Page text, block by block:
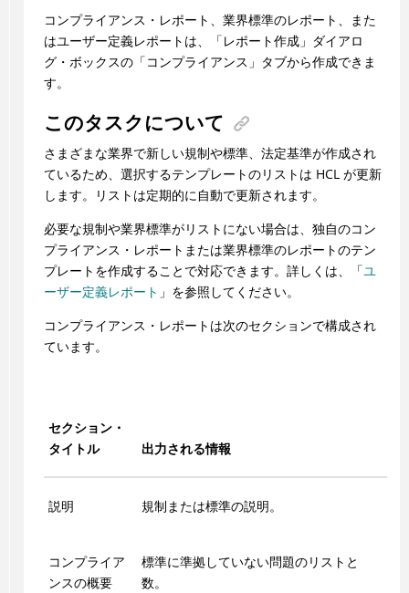
コンプライアンス・レポート、業界標準のレポート、また
はユーザー定義レポートは、「レポート作成」ダイアロ
グ・ボックスの「コンプライアンス」タブから作成できま
す。
このタスクについて
さまざまな業界で新しい規制や標準、法定基準が作成され
ているため、選択するテンプレートのリストは HCLが更新
します。リストは定期的に自動で更新されます。
必要な規制や業界標準がリストにない場合は、独自のコン
プライアンス・レポートまたは業界標準のレポートのテン
プレートを作成することで対応できます。詳しくは、「ユ
ーザー定義レポート 」を参照してください。
コンプライアンス・レポートは次のセクションで構成され
ています。
セクション・
タイトル
出力される情報
説明 規制または標準の説明。
コンプライア
ンスの概要
標準に準拠していない問題のリストと
数。